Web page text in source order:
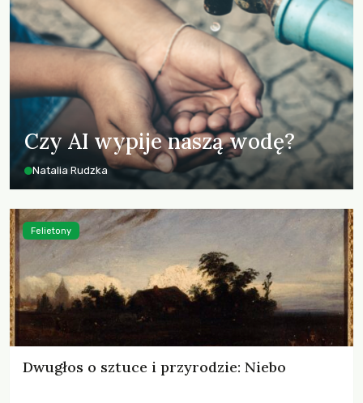
Czy AI wypije naszą wodę?
Natalia Rudzka
Dwugłos o sztuce i przyrodzie: Niebo
Felietony